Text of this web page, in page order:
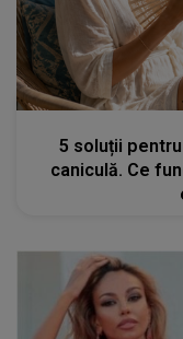
5 soluții
caniculă. Ce